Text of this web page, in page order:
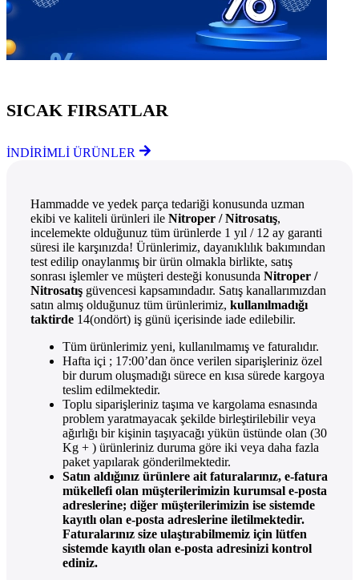
SICAK FIRSATLAR
İNDİRİMLİ ÜRÜNLER
Hammadde ve yedek parça tedariği konusunda uzman
ekibi ve kaliteli ürünleri ile Nitroper / Nitrosatış,
incelemekte olduğunuz tüm ürünlerde 1 yıl / 12 ay garanti
süresi ile karşınızda! Ürünlerimiz, dayanıklılık bakımından
test edilip onaylanmış bir ürün olmakla birlikte, satış
sonrası işlemler ve müşteri desteği konusunda Nitroper /
Nitrosatış güvencesi kapsamındadır. Satış kanallarımızdan
satın almış olduğunuz tüm ürünlerimiz, kullanılmadığı
taktirde 14(ondört) iş günü içerisinde iade edilebilir.
Tüm ürünlerimiz yeni, kullanılmamış ve faturalıdır.
Hafta içi ; 17:00’dan önce verilen siparişleriniz özel
bir durum oluşmadığı sürece en kısa sürede kargoya
teslim edilmektedir.
Toplu siparişleriniz taşıma ve kargolama esnasında
problem yaratmayacak şekilde birleştirilebilir veya
ağırlığı bir kişinin taşıyacağı yükün üstünde olan (30
Kg + ) ürünleriniz duruma göre iki veya daha fazla
paket yapılarak gönderilmektedir.
Satın aldığınız ürünlere ait faturalarınız, e-fatura
mükellefi olan müşterilerimizin kurumsal e-posta
adreslerine; diğer müşterilerimizin ise sistemde
kayıtlı olan e-posta adreslerine iletilmektedir.
Faturalarınız size ulaştırabilmemiz için lütfen
sistemde kayıtlı olan e-posta adresinizi kontrol
ediniz.